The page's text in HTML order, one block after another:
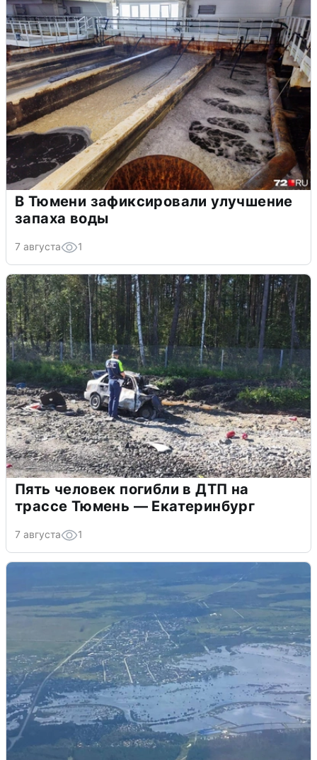
В Тюмени зафиксировали улучшение
запаха воды
7 августа 1
Пять человек погибли в ДТП на
трассе Тюмень — Екатеринбург
7 августа 1